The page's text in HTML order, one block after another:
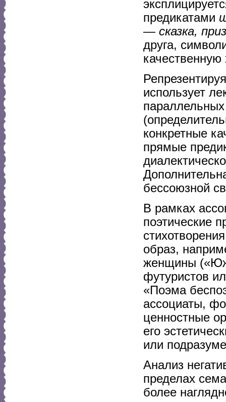
предикатами
— сказка,
друга,
качественную
использует
конкретные
прямые
бессоюзной
В рамках
поэтические
образ,
женщины
футуристов
«Поэма
ассоциаты,
ценностные
его
или
Анализ
пределах
более